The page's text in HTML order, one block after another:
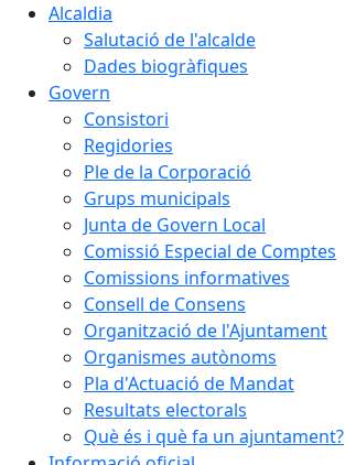
Alcaldia
Salutació de l'alcalde
Dades biogràfiques
Govern
Consistori
Regidories
Ple de la Corporació
Grups municipals
Junta de Govern Local
Comissió Especial de Comptes
Comissions informatives
Consell de Consens
Organització de l'Ajuntament
Organismes autònoms
Pla d'Actuació de Mandat
Resultats electorals
Què és i què fa un ajuntament?